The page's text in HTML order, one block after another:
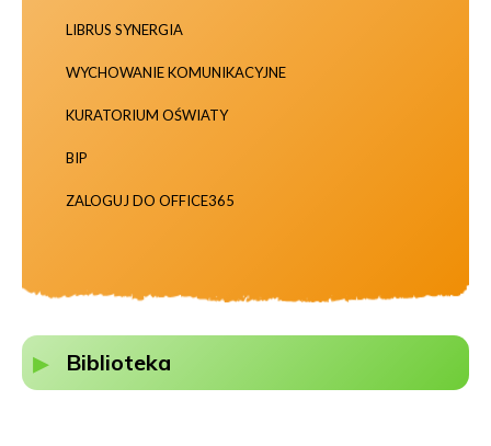
LIBRUS SYNERGIA
WYCHOWANIE KOMUNIKACYJNE
KURATORIUM OŚWIATY
BIP
ZALOGUJ DO OFFICE365
Biblioteka